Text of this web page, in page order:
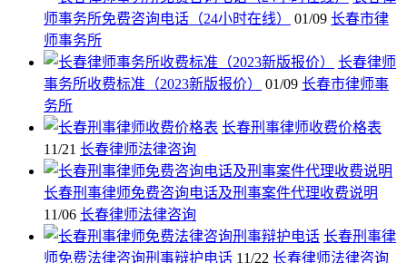
师事务所免费咨询电话（24小时在线）
01/09 长春市律
师事务所
长春律师
事务所收费标准（2023新版报价）
01/09 长春市律师事
务所
长春刑事律师收费价格表
11/21 长春律师法律咨询
长春刑事律师免费咨询电话及刑事案件代理收费说明
11/06 长春律师法律咨询
长春刑事律
师免费法律咨询刑事辩护电话 11/22 长春律师法律咨询